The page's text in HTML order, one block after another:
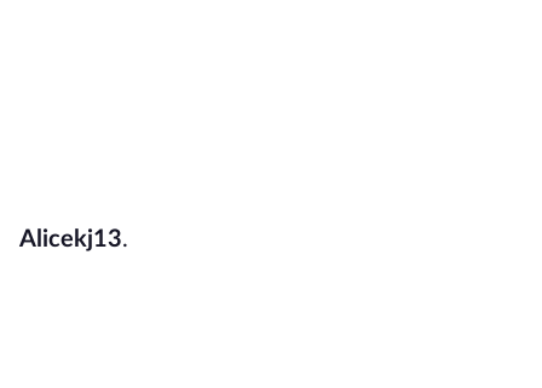
Alicekj13.